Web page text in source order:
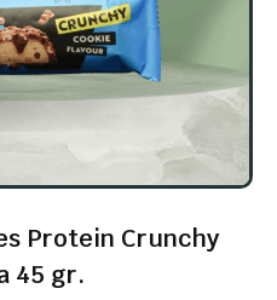
Protein Crunchy
45 gr.